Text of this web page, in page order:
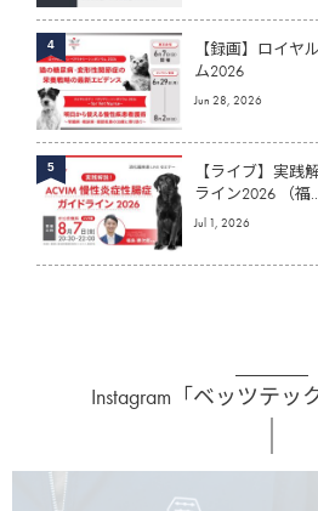
【録画】ロイヤ
ム2026
Jun 28, 2026
4
【ライブ】実践
ライン2026 （福
Jul 1, 2026
5
Instagram「ベッツテッ